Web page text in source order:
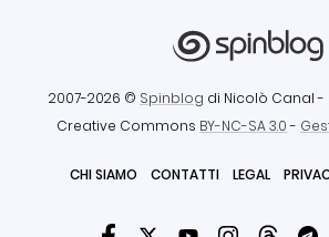
2007-2026 © Spinblog di Nicolò Canal -
Creative Commons BY-NC-SA 3.0-
CHI SIAMO CONTATTI LEGAL